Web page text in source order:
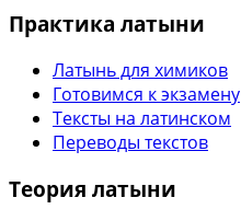
Практика латыни
Латынь для химиков
Готовимся к экзамену
Тексты на латинском
Переводы текстов
Теория латыни